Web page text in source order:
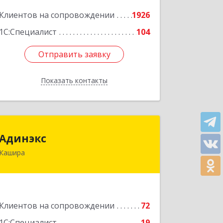
Клиентов на сопровождении
1926
1С:Специалист
104
Отправить заявку
Показать контакты
Отправить заявку
Назад
Кашира
Клиентов на сопровождении
72
142900, Московская обл, г.о. Кашира,